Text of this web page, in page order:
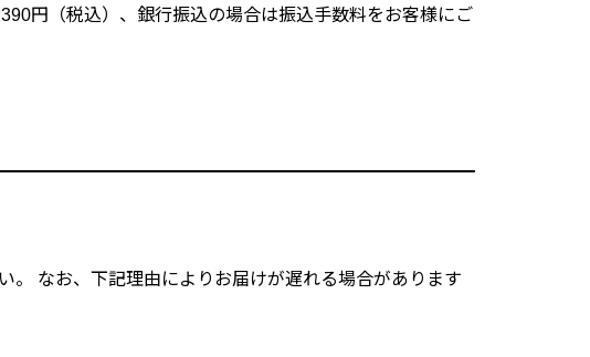
円（税込）、銀行振込の場合は振込手数料をお客様にご
。 なお、下記理由によりお届けが遅れる場合があります